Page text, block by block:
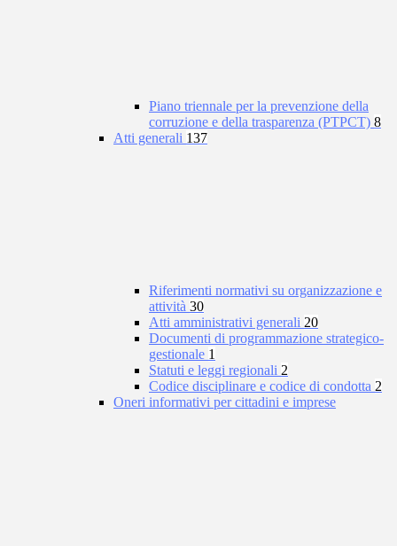
Piano triennale per la prevenzione della
corruzione e della trasparenza (PTPCT) 8
Atti generali 137
Riferimenti normativi su organizzazione e
attività 30
Atti amministrativi generali 20
Documenti di programmazione strategico-
gestionale 1
Statuti e leggi regionali 2
Codice disciplinare e codice di condotta 2
Oneri informativi per cittadini e imprese